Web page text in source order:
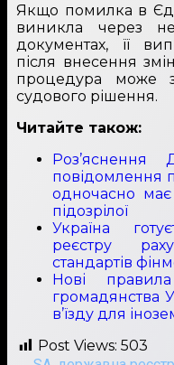
Якщо помилка в
виникла через
документах, її
після внесення
процедура може
судового рішення.
Читайте також:
повідомлення
одночасно має
підозрілої
Україна
реєстру
стандартів
Нові
громадянства
в’їзду для
Post Views: 503